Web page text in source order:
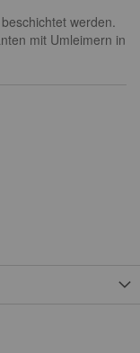
werden.
mit Umleimern in